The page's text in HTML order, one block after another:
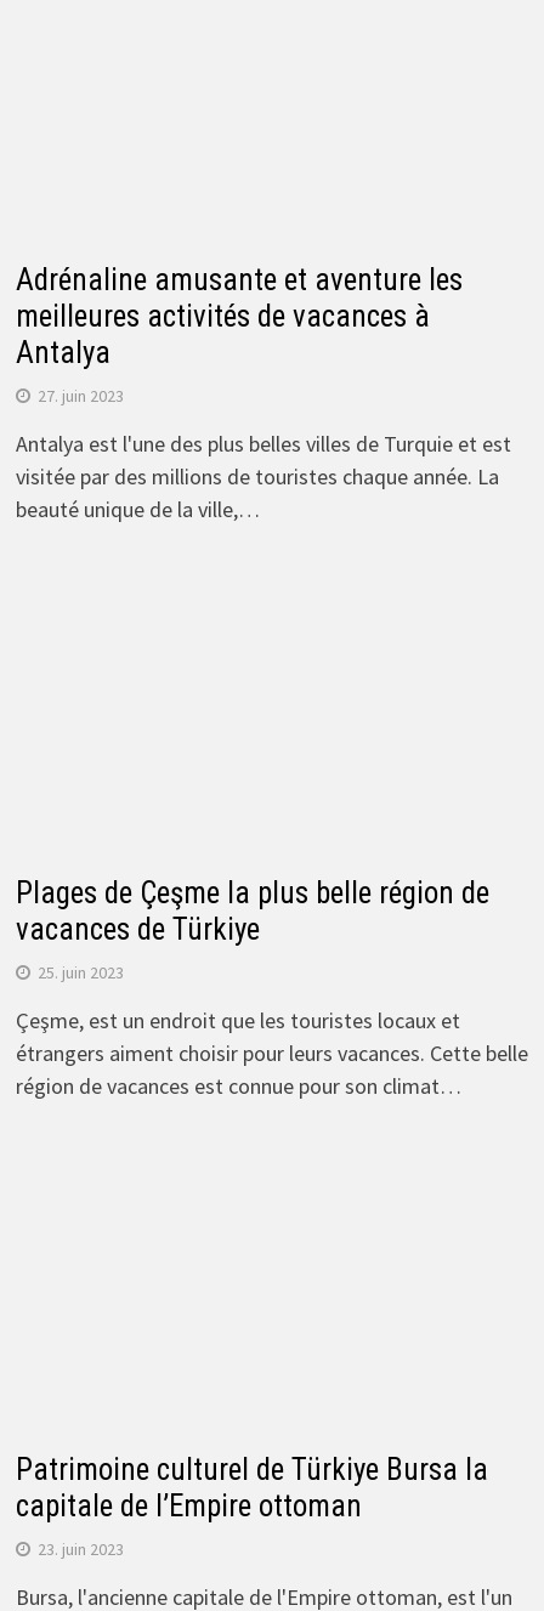
Adrénaline amusante et aventure les
meilleures activités de vacances à
Antalya
27. juin 2023
Antalya est l'une des plus belles villes de Turquie et est
visitée par des millions de touristes chaque année. La
beauté unique de la ville,…
Plages de Çeşme la plus belle région de
vacances de Türkiye
25. juin 2023
Çeşme, est un endroit que les touristes locaux et
étrangers aiment choisir pour leurs vacances. Cette belle
région de vacances est connue pour son climat…
Patrimoine culturel de Türkiye Bursa la
capitale de l’Empire ottoman
23. juin 2023
Bursa, l'ancienne capitale de l'Empire ottoman, est l'un